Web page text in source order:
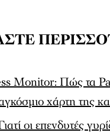
Monitor: Πώς τα
χάρτη της
οι επενδυτές